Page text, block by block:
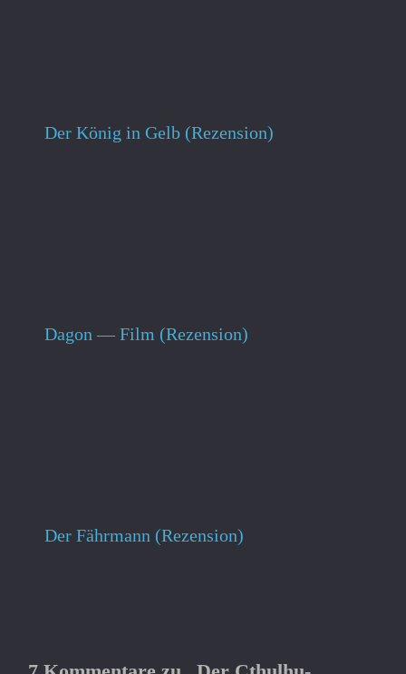
Der König in Gelb (Rezension)
Dagon — Film (Rezension)
Der Fährmann (Rezension)